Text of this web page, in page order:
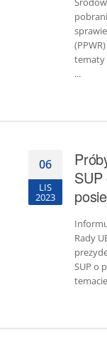
tematy
...
06
LIS
2023
SUP
Rady
SUP o